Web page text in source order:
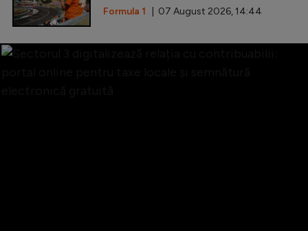
Formula 1 | 07 August 2026, 14:44